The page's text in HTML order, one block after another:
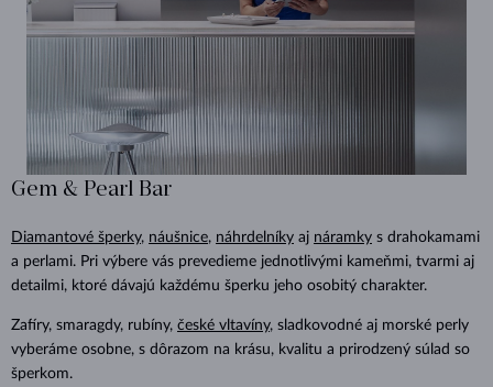
Gem & Pearl Bar
Diamantové šperky, náušnice, náhrdelníky aj náramky s drahokamami
a perlami. Pri výbere vás prevedieme jednotlivými kameňmi, tvarmi aj
detailmi, ktoré dávajú každému šperku jeho osobitý charakter.
Zafíry, smaragdy, rubíny, české vltavíny, sladkovodné aj morské perly
vyberáme osobne, s dôrazom na krásu, kvalitu a prirodzený súlad so
šperkom.